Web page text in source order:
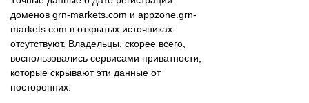
доменов grn-markets.com и appzone.grn-
markets.com в открытых источниках
отсутствуют. Владельцы, скорее всего,
воспользовались сервисами приватности,
которые скрывают эти данные от
посторонних.